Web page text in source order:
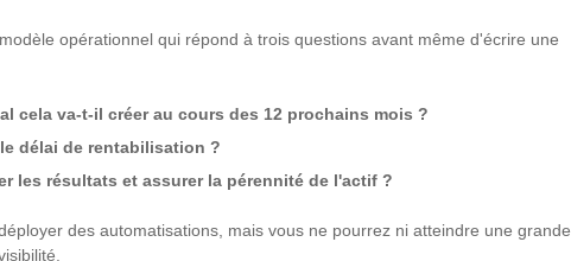
opérationnel qui répond à trois questions avant même d'écrire une
cela va-t-il créer au cours des 12 prochains mois ?
délai de rentabilisation ?
les résultats et assurer la pérennité de l'actif ?
des automatisations, mais vous ne pourrez ni atteindre une grande